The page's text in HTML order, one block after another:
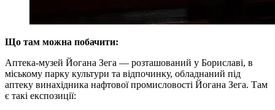
Що там можна побачити:
Аптека-музей Йогана Зега — розташований у Бориславі, в
міському парку культури та відпочинку, обладнаний під
аптеку винахідника нафтової промисловості Йогана Зега. Там
є такі експозиції: